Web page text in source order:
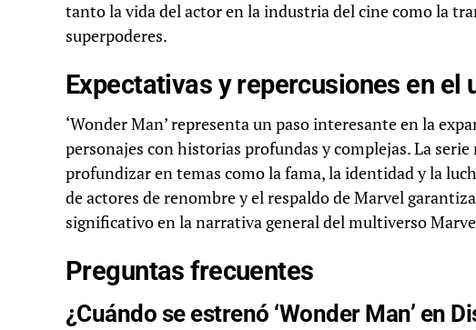
tanto la vida del actor en la industria del cine como la
superpoderes.
Expectativas y repercusiones en el
‘Wonder Man’ representa un paso interesante en la
personajes con historias profundas y complejas. La
profundizar en temas como la fama, la identidad y la
de actores de renombre y el respaldo de Marvel
significativo en la narrativa general del multiverso
Preguntas frecuentes
¿Cuándo se estrenó ‘Wonder Man’ en